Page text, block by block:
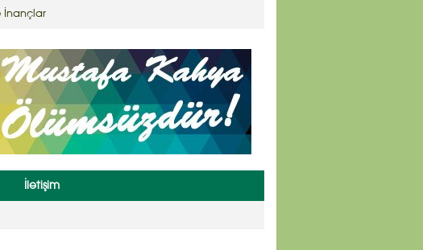
İnançlar
İletişim